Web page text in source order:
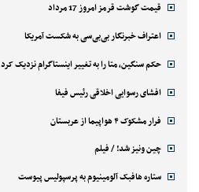
قیمت گوشت قرمز امروز 17 مرداد
اعتراف خبرنگار بی‌بی‌سی به شکست آمریکا
حکم سنگین، متا را به تغییر اینستاگرام نزدیک کرد
افشای رسوایی اخلاقی رئیس فیفا
فرار مشکوک ۴ هواپیما از عربستان
چین ونیز شد! / فیلم
ستاره هافبک آلومینیوم به پرسپولیس پیوست